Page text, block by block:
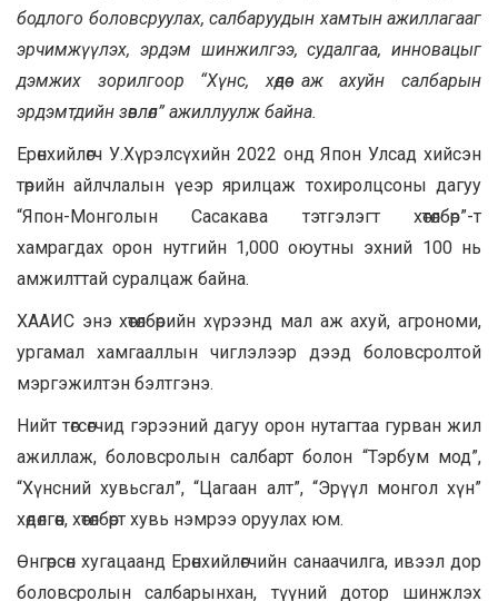
бодлого боловсруулах, салбаруудын хамтын ажиллагааг
эрчимжүүлэх, эрдэм шинжилгээ, судалгаа, инновацыг
дэмжих зорилгоор “Хүнс, хөдөө аж ахуйн салбарын
эрдэмтдийн зөвлөл” ажиллуулж байна.
Ерөнхийлөгч У.Хүрэлсүхийн 2022 онд Япон Улсад хийсэн
төрийн айлчлалын үеэр ярилцаж тохиролцсоны дагуу
“Япон-Монголын Сасакава тэтгэлэгт хөтөлбөр”-т
хамрагдах орон нутгийн 1,000 оюутны эхний 100 нь
амжилттай суралцаж байна.
ХААИС энэ хөтөлбөрийн хүрээнд мал аж ахуй, агрономи,
ургамал хамгааллын чиглэлээр дээд боловсролтой
мэргэжилтэн бэлтгэнэ.
Нийт төгсөгчид гэрээний дагуу орон нутагтаа гурван жил
ажиллаж, боловсролын салбарт болон “Тэрбум мод”,
“Хүнсний хувьсгал”, “Цагаан алт”, “Эрүүл монгол хүн”
хөдөлгөөн, хөтөлбөрт хувь нэмрээ оруулах юм.
Өнгөрсөн хугацаанд Ерөнхийлөгчийн санаачилга, ивээл дор
боловсролын салбарынхан, түүний дотор шинжлэх